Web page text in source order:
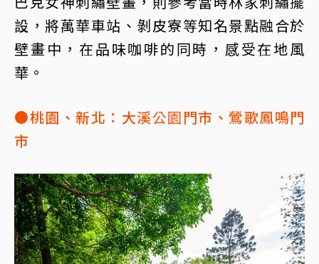
設，將萬華車站、剝皮寮等知名景點融合於
壁畫中，在品味咖啡的同時，感受在地風
華。
●桃園、新北：大溪公園門市、鶯歌鳳鳴門
市